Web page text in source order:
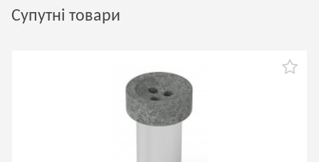
Супутні товари